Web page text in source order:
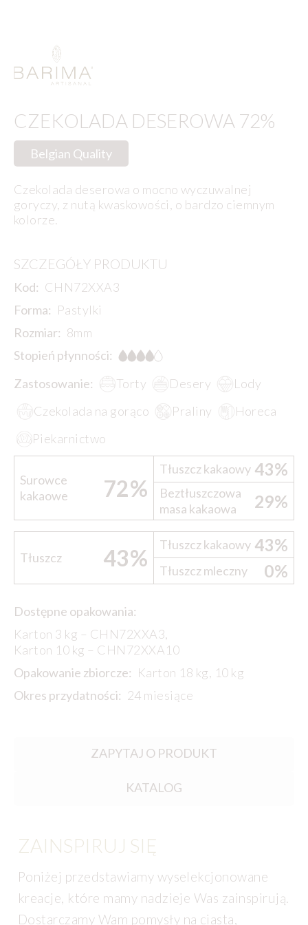
CZEKOLADA DESEROWA 72%
Belgian Quality
Czekolada deserowa o mocno wyczuwalnej
goryczy, z nutą kwaskowości, o bardzo ciemnym
kolorze.
SZCZEGÓŁY PRODUKTU
Kod: CHN72XXA3
Forma: Pastylki
Rozmiar: 8mm
Stopień płynności:
Zastosowanie:
Torty Desery
Lody
Czekolada na gorąco
Praliny
Horeca
Piekarnictwo
Surowce
kakaowe
72%
Tłuszcz kakaowy 43%
Beztłuszczowa
masa kakaowa
29%
Tłuszcz 43% Tłuszcz kakaowy 43%
Tłuszcz mleczny 0%
Dostępne opakowania:
Karton 3 kg – CHN72XXA3,
Karton 10 kg – CHN72XXA10
Opakowanie zbiorcze: Karton 18 kg, 10 kg
Okres przydatności: 24 miesiące
ZAPYTAJ O PRODUKT
KATALOG
ZAINSPIRUJ SIĘ
Poniżej przedstawiamy wyselekcjonowane
kreacje, które mamy nadzieje Was zainspirują.
Dostarczamy Wam pomysły na ciasta,